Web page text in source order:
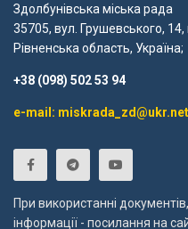
Здолбунівська міська рада
35705, вул. Грушевського, 14,
Рівненська область, Україна;
+38 (098) 502 53 94
e-mail: miskrada_zd@ukr.net
При використанні
інформації - посилання на